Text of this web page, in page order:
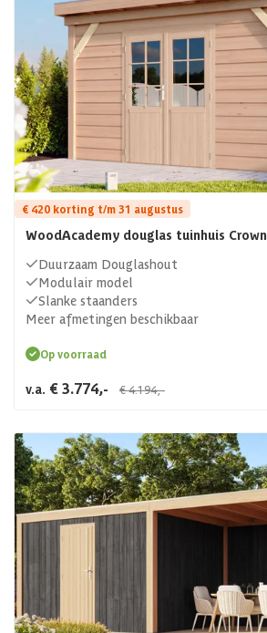
€ 420 korting t/m 31 augustus
WoodAcademy douglas tuinhuis Crown
Duurzaam Douglashout
Modulair model
Slanke staanders
Meer afmetingen beschikbaar
Op voorraad
v.a. € 3.774,- € 4.194,-